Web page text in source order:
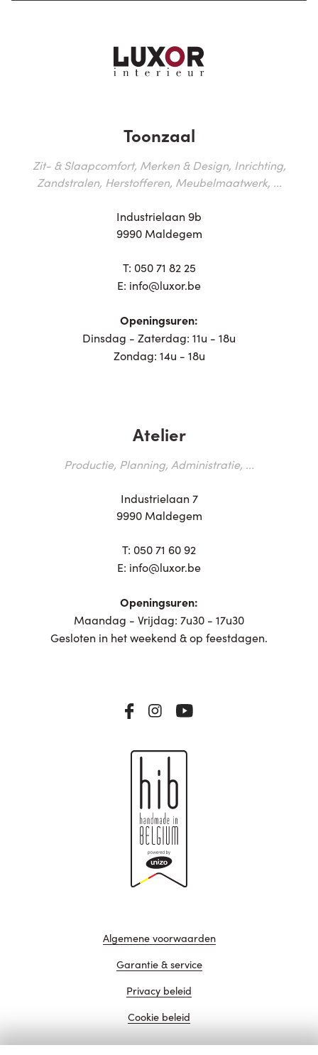
Toonzaal
Zit- & Slaapcomfort, Merken & Design, Inrichting,
Zandstralen, Herstofferen, Meubelmaatwerk, ...
Industrielaan 9b
9990 Maldegem
T: 050 71 82 25
E: info@luxor.be
Openingsuren:
Dinsdag - Zaterdag: 11u - 18u
Zondag: 14u - 18u
Atelier
Productie, Planning, Administratie, ...
Industrielaan 7
9990 Maldegem
T: 050 71 60 92
E: info@luxor.be
Openingsuren:
Maandag - Vrijdag: 7u30 - 17u30
Gesloten in het weekend & op feestdagen.
Algemene voorwaarden
Garantie & service
Privacy beleid
Cookie beleid